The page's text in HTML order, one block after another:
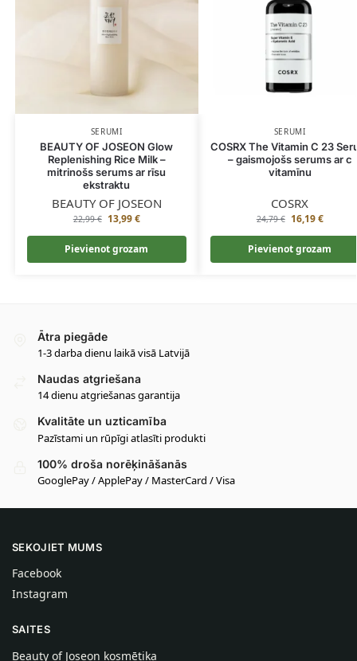
SERUMI
BEAUTY OF JOSEON Glow
Replenishing Rice Milk –
mitrinošs serums ar rīsu
ekstraktu
BEAUTY OF JOSEON
22,99€ 13,99€
Pievienot grozam
SERUMI
COSRX The Vitamin C 23
– gaismojošs serums ar c
vitamīnu
COSRX
24,79€ 16,19€
Pievienot grozam
Ātra piegāde
1-3 darba dienu laikā visā Latvijā
Naudas atgriešana
14 dienu atgriešanas garantija
Kvalitāte un uzticamība
Pazīstami un rūpīgi atlasīti produkti
100% droša norēķināšanās
GooglePay / ApplePay / MasterCard / Visa
SEKOJIET MUMS
Facebook
Instagram
SAITES
Beauty of Joseon kosmētika